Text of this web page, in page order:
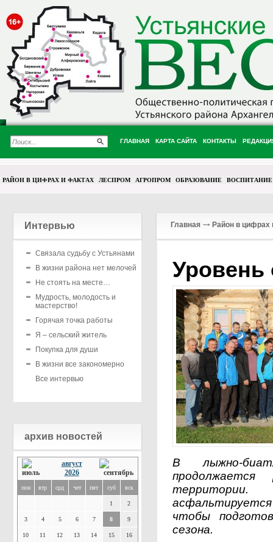
ГЛАВНАЯ КАРТА САЙТА КОНТАКТЫ
РАЙОН В ЦИФРАХ И ФАКТАХ ЛЕСПРОМ АГРОПРОМ ОБРАЗОВАНИЕ ВОСПИТАНИЕ
Интервью
Связала судьбу с Устьянами
В жизни района нет мелочей
Не стоять на месте…
Мудрость, молодость и
мастерство!
Горячая точка работы
Я – сельский житель
Покупка для души
В жизни все закономерно
Все интервью
архив новостей
август
2026
пон втр срд чет пят суб вск
1 2
3 4 5 6 7 8 9
10 11 12 13 14 15 16
Главная Район в цифрах
Уровень
В лыжно-
продолжается
чтобы
сезона.